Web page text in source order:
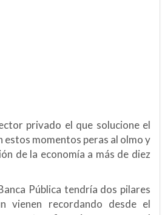
privado el que solucione el
estos momentos peras al olmo y
de la economía a más de diez
Pública tendría dos pilares
vienen recordando desde el